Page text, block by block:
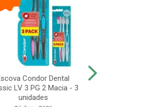
Condor Dental
LV 3 PG 2 Macia - 3
unidades